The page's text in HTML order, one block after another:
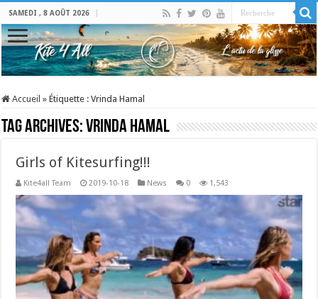
SAMEDI , 8 AOÛT 2026
Accueil » Étiquette :Vrinda Hamal
Tag Archives:Vrinda Hamal
Girls of Kitesurfing!!!
Kite4all Team 2019-10-18 News 0 1,543